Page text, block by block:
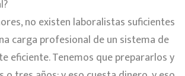
no existen laboralistas suficientes
carga profesional de un sistema de
eficiente. Tenemos que prepararlos y